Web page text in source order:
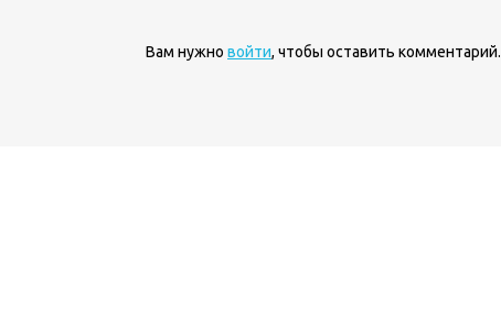
Вам нужно войти, чтобы оставить комментарий.